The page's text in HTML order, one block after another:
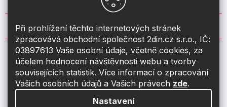
Při prohlížení těchto internetových stránek
zpracovává obchodní společnost 2din.cz s.r.o., IČ:
03897613 Vaše osobní údaje, včetně cookies, za
účelem hodnocení návštěvnosti webu a tvorby
souvisejících statistik. Více informací o zpracování
Vašich osobních údajů a Vašich právech zde.
Nastavení
KONTAKT
info@2din.cz
774 19 55 33